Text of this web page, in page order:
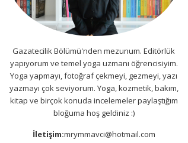
Gazatecilik Bölümü'nden mezunum. Editörlük
yapıyorum ve temel yoga uzmanı öğrencisiyim.
Yoga yapmayı, fotoğraf çekmeyi, gezmeyi, yazı
yazmayı çok seviyorum. Yoga, kozmetik, bakım,
kitap ve birçok konuda incelemeler paylaştığım
bloğuma hoş geldiniz :)
İletişim:mrymmavci@hotmail.com